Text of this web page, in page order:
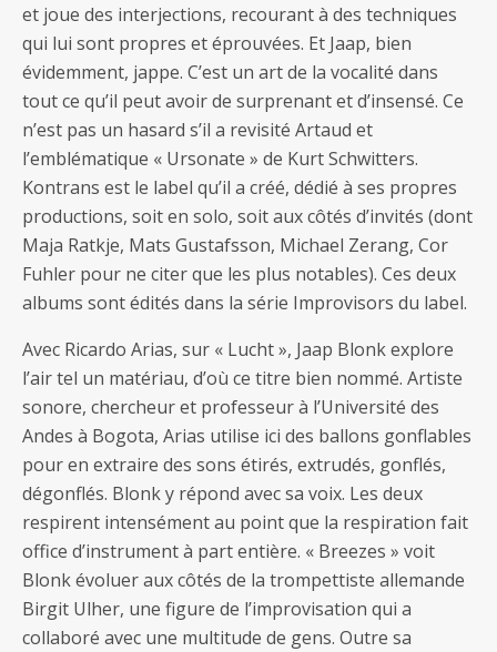
et joue des interjections, recourant à des techniques
qui lui sont propres et éprouvées. Et Jaap, bien
évidemment, jappe. C’est un art de la vocalité dans
tout ce qu’il peut avoir de surprenant et d’insensé. Ce
n’est pas un hasard s’il a revisité Artaud et
l’emblématique « Ursonate » de Kurt Schwitters.
Kontrans est le label qu’il a créé, dédié à ses propres
productions, soit en solo, soit aux côtés d’invités (dont
Maja Ratkje, Mats Gustafsson, Michael Zerang, Cor
Fuhler pour ne citer que les plus notables). Ces deux
albums sont édités dans la série Improvisors du label.
Avec Ricardo Arias, sur « Lucht », Jaap Blonk explore
l’air tel un matériau, d’où ce titre bien nommé. Artiste
sonore, chercheur et professeur à l’Université des
Andes à Bogota, Arias utilise ici des ballons gonflables
pour en extraire des sons étirés, extrudés, gonflés,
dégonflés. Blonk y répond avec sa voix. Les deux
respirent intensément au point que la respiration fait
office d’instrument à part entière. « Breezes » voit
Blonk évoluer aux côtés de la trompettiste allemande
Birgit Ulher, une figure de l’improvisation qui a
collaboré avec une multitude de gens. Outre sa